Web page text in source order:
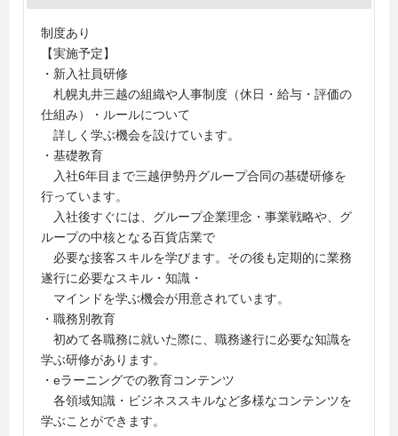
制度あり
【実施予定】
・新入社員研修
札幌丸井三越の組織や人事制度（休日・給与・評価の
仕組み）・ルールについて
詳しく学ぶ機会を設けています。
・基礎教育
入社6年目まで三越伊勢丹グループ合同の基礎研修を
行っています。
入社後すぐには、グループ企業理念・事業戦略や、グ
ループの中核となる百貨店業で
必要な接客スキルを学びます。その後も定期的に業務
遂行に必要なスキル・知識・
マインドを学ぶ機会が用意されています。
・職務別教育
初めて各職務に就いた際に、職務遂行に必要な知識を
学ぶ研修があります。
・eラーニングでの教育コンテンツ
各領域知識・ビジネススキルなど多様なコンテンツを
学ぶことができます。